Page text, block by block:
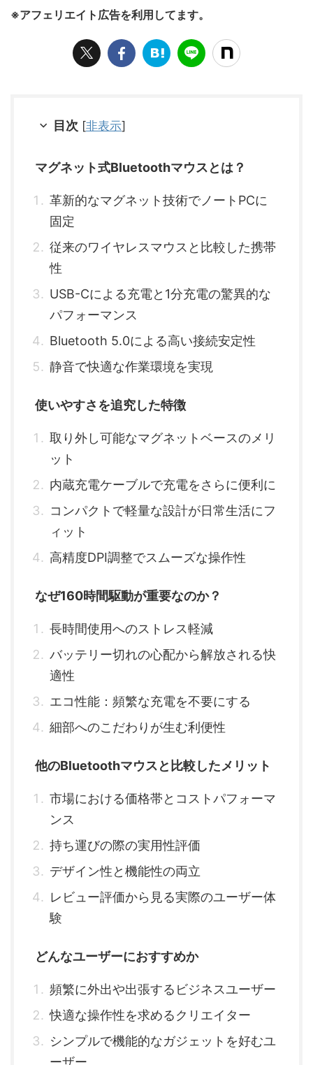
※アフェリエイト広告を利用してます。
目次 [非表示]
マグネット式Bluetoothマウスとは？
革新的なマグネット技術でノートPCに
固定
従来のワイヤレスマウスと比較した携帯
性
USB-Cによる充電と1分充電の驚異的な
パフォーマンス
Bluetooth 5.0による高い接続安定性
静音で快適な作業環境を実現
使いやすさを追究した特徴
取り外し可能なマグネットベースのメリ
ット
内蔵充電ケーブルで充電をさらに便利に
コンパクトで軽量な設計が日常生活にフ
ィット
高精度DPI調整でスムーズな操作性
なぜ160時間駆動が重要なのか？
長時間使用へのストレス軽減
バッテリー切れの心配から解放される快
適性
エコ性能：頻繁な充電を不要にする
細部へのこだわりが生む利便性
他のBluetoothマウスと比較したメリット
市場における価格帯とコストパフォーマ
ンス
持ち運びの際の実用性評価
デザイン性と機能性の両立
レビュー評価から見る実際のユーザー体
験
どんなユーザーにおすすめか
頻繁に外出や出張するビジネスユーザー
快適な操作性を求めるクリエイター
シンプルで機能的なガジェットを好むユ
ーザー